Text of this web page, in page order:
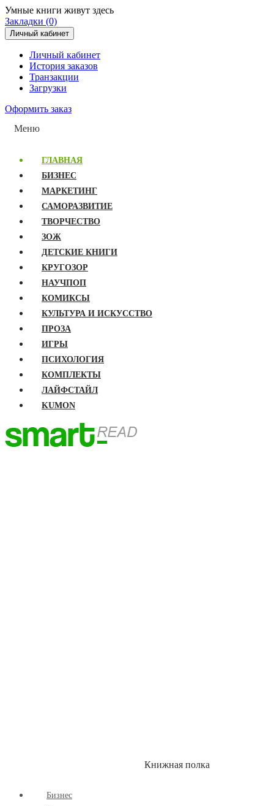
Умные книги живут здесь
Закладки (0)
Личный кабинет
Личный кабинет
История заказов
Транзакции
Загрузки
Оформить заказ
Меню
ГЛАВНАЯ
БИЗНЕС
МАРКЕТИНГ
САМОРАЗВИТИЕ
ТВОРЧЕСТВО
ЗОЖ
ДЕТСКИЕ КНИГИ
КРУГОЗОР
НАУЧПОП
КОМИКСЫ
КУЛЬТУРА И ИСКУССТВО
ПРОЗА
ИГРЫ
ПСИХОЛОГИЯ
КОМПЛЕКТЫ
ЛАЙФСТАЙЛ
KUMON
Книжная полка
Бизнес